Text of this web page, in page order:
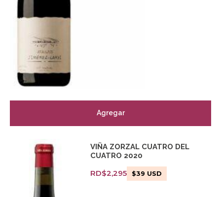
Agregar
VIÑA ZORZAL CUATRO DEL
CUATRO 2020
RD$2,295 $39 USD